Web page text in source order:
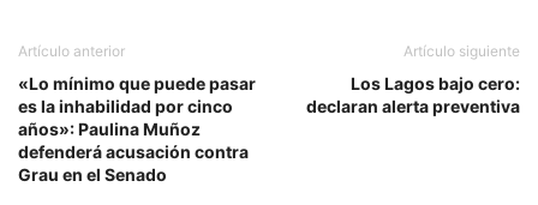
Artículo anterior
«Lo mínimo que puede pasar
es la inhabilidad por cinco
años»: Paulina Muñoz
defenderá acusación contra
Grau en el Senado
Artículo siguiente
Los Lagos bajo cero:
declaran alerta preventiva